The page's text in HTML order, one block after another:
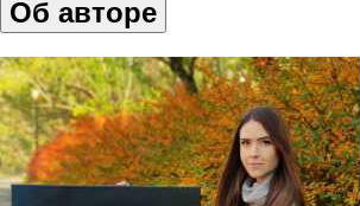
Об авторе